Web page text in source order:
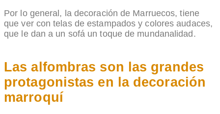
Por lo general, la decoración de Marruecos, tiene
que ver con telas de estampados y colores audaces,
que le dan a un sofá un toque de mundanalidad.
Las alfombras son las grandes
protagonistas en la decoración
marroquí